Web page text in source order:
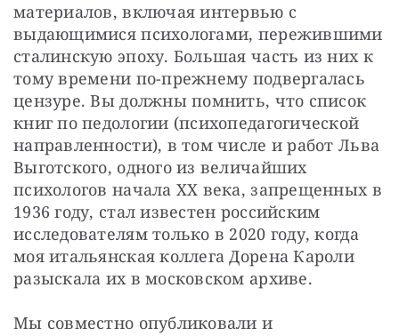
материалов, включая интервью с
выдающимися психологами, пережившими
сталинскую эпоху. Большая часть из них к
тому времени по-прежнему подвергалась
цензуре. Вы должны помнить, что список
книг по педологии (психопедагогической
направленности), в том числе и работ Льва
Выготского, одного из величайших
психологов начала ХХ века, запрещенных в
1936 году, стал известен российским
исследователям только в 2020 году, когда
моя итальянская коллега Дорена Кароли
разыскала их в московском архиве.
Мы совместно опубликовали и